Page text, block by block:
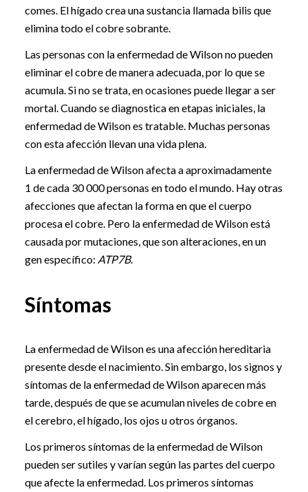
comes. El hígado crea una sustancia llamada bilis que
elimina todo el cobre sobrante.
Las personas con la enfermedad de Wilson no pueden
eliminar el cobre de manera adecuada, por lo que se
acumula. Si no se trata, en ocasiones puede llegar a ser
mortal. Cuando se diagnostica en etapas iniciales, la
enfermedad de Wilson es tratable. Muchas personas
con esta afección llevan una vida plena.
La enfermedad de Wilson afecta a aproximadamente
1 de cada 30 000 personas en todo el mundo. Hay otras
afecciones que afectan la forma en que el cuerpo
procesa el cobre. Pero la enfermedad de Wilson está
causada por mutaciones, que son alteraciones, en un
gen específico: ATP7B.
Síntomas
La enfermedad de Wilson es una afección hereditaria
presente desde el nacimiento. Sin embargo, los signos y
síntomas de la enfermedad de Wilson aparecen más
tarde, después de que se acumulan niveles de cobre en
el cerebro, el hígado, los ojos u otros órganos.
Los primeros síntomas de la enfermedad de Wilson
pueden ser sutiles y varían según las partes del cuerpo
que afecte la enfermedad. Los primeros síntomas